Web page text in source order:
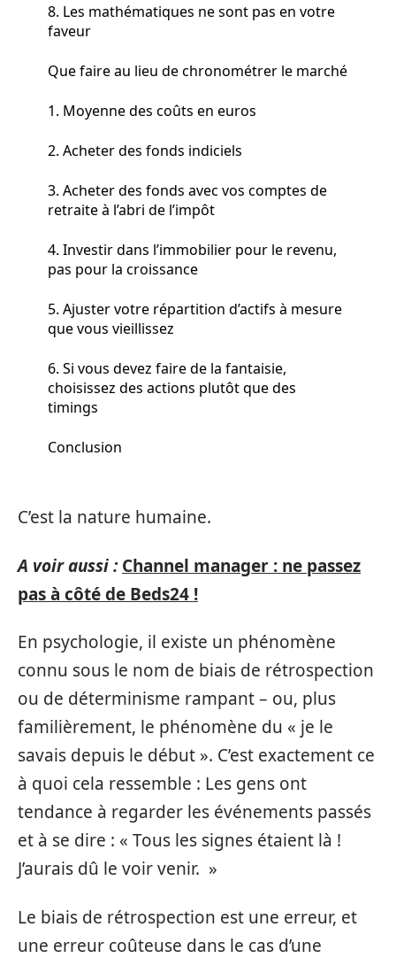
8. Les mathématiques ne sont pas en votre
faveur
Que faire au lieu de chronométrer le marché
1. Moyenne des coûts en euros
2. Acheter des fonds indiciels
3. Acheter des fonds avec vos comptes de
retraite à l’abri de l’impôt
4. Investir dans l’immobilier pour le revenu,
pas pour la croissance
5. Ajuster votre répartition d’actifs à mesure
que vous vieillissez
6. Si vous devez faire de la fantaisie,
choisissez des actions plutôt que des
timings
Conclusion
C’est la nature humaine.
A voir aussi : Channel manager : ne passez
pas à côté de Beds24 !
En psychologie, il existe un phénomène
connu sous le nom de biais de rétrospection
ou de déterminisme rampant – ou, plus
familièrement, le phénomène du « je le
savais depuis le début ». C’est exactement ce
à quoi cela ressemble : Les gens ont
tendance à regarder les événements passés
et à se dire : « Tous les signes étaient là !
J’aurais dû le voir venir. »
Le biais de rétrospection est une erreur, et
une erreur coûteuse dans le cas d’une